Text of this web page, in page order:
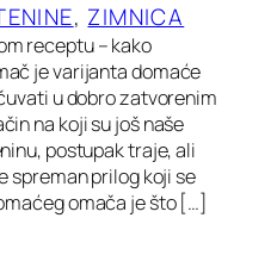
, ZIMNICA
receptu – kako
je varijanta domaće
u dobro zatvorenim
na koji su još naše
postupak traje, ali
spreman prilog koji se
omača je što […]